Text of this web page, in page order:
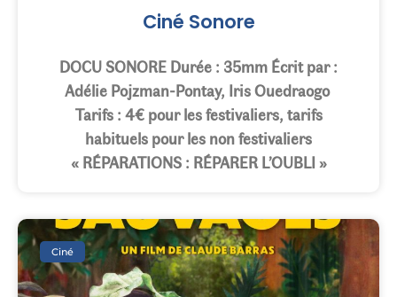
Ciné Sonore
DOCU SONORE Durée : 35mm Écrit par :
Adélie Pojzman-Pontay, Iris Ouedraogo
Tarifs : 4€ pour les festivaliers, tarifs
habituels pour les non festivaliers
« RÉPARATIONS : RÉPARER L’OUBLI »
Ciné